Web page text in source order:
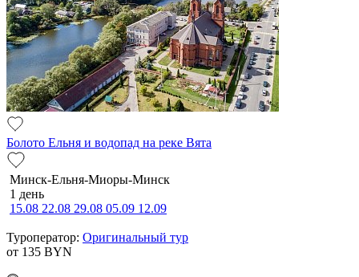
Болото Ельня и водопад на реке Вята
Минск-Ельня-Миоры-Минск
1 день
15.08 22.08 29.08 05.09 12.09
Туроператор: Оригинальный тур
от 135 BYN